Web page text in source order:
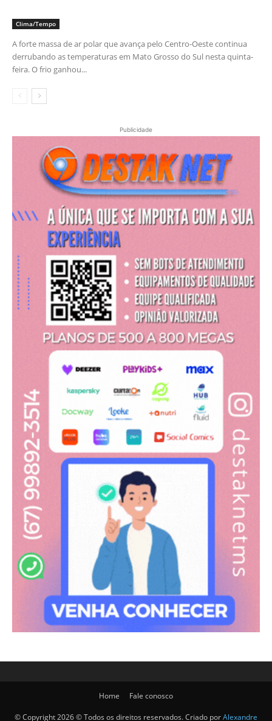
Clima/Tempo
A forte massa de ar polar que avança pelo Centro-Oeste continua
derrubando as temperaturas em Mato Grosso do Sul nesta quinta-
feira. O frio ganhou...
Publicidade
Home Fale conosco
© Copyright 2026 © Todos os direitos reservados. Criado porAlexandre